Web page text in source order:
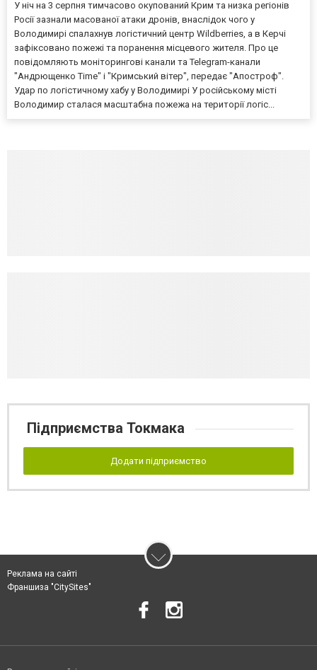
У ніч на 3 серпня тимчасово окупований Крим та низка регіонів
Росії зазнали масованої атаки дронів, внаслідок чого у
Володимирі спалахнув логістичний центр Wildberries, а в Керчі
зафіксовано пожежі та поранення місцевого жителя. Про це
повідомляють моніторингові канали та Telegram-канали
"Андрющенко Time" і "Кримський вітер", передає "Апостроф".
Удар по логістичному хабу у Володимирі У російському місті
Володимир сталася масштабна пожежа на території логіс...
Підприємства Токмака
Додати підприємство
Реклама на сайті
Франшиза "CitySites"